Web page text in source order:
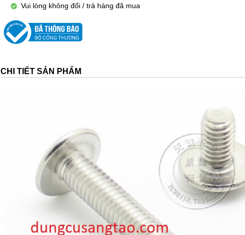
Vui lòng không đổi / trả hàng đã mua
CHI TIẾT SẢN PHẨM